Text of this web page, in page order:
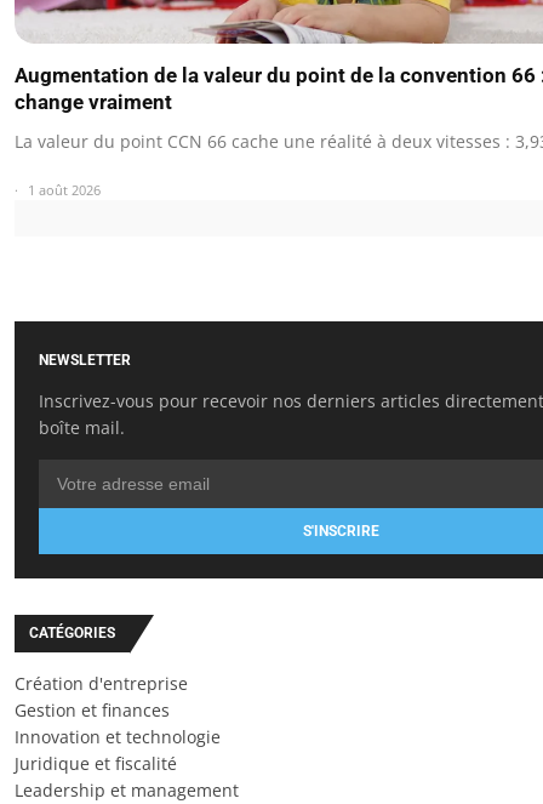
Augmentation de la valeur du point de la convention 66
change vraiment
La valeur du point CCN 66 cache une réalité à deux vitesses :
1 août 2026
NEWSLETTER
Inscrivez-vous pour recevoir nos derniers articles
boîte mail.
S'INSCRIRE
CATÉGORIES
Création d'entreprise
Gestion et finances
Innovation et technologie
Juridique et fiscalité
Leadership et management